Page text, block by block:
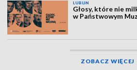
LUBLIN
Głosy, które nie
w Państwowym
ZOBACZ WIĘCEJ